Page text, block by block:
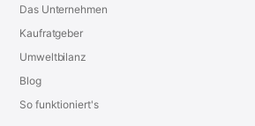
Das Unternehmen
Kaufratgeber
Umweltbilanz
Blog
So funktioniert's